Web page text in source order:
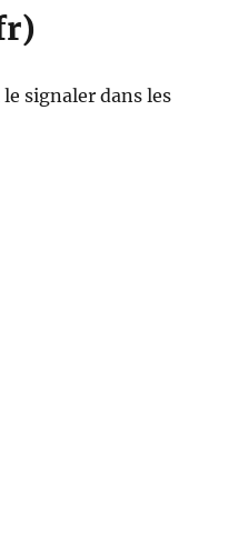
signaler dans les